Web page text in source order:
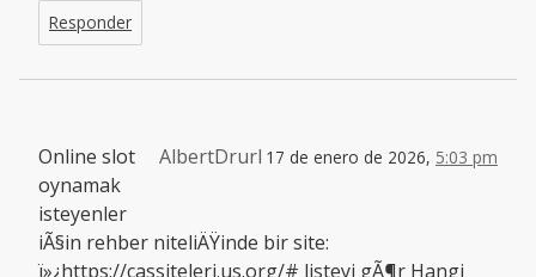
Responder
AlbertDrurl 17 de enero de 2026, 5:03 pm
Online slot
oynamak
isteyenler
iÃ§in rehber niteliÄŸinde bir site:
ï»¿https://cassiteleri.us.org/# listeyi gÃ¶r Hangi